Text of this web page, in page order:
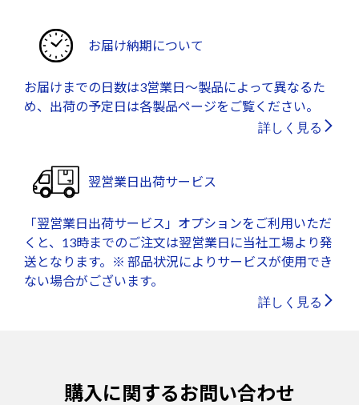
お届け納期について
お届けまでの日数は3営業日～製品によって異なるた
め、出荷の予定日は各製品ページをご覧ください。
詳しく見る
翌営業日出荷サービス
「翌営業日出荷サービス」オプションをご利用いただ
くと、13時までのご注文は翌営業日に当社工場より発
送となります。※ 部品状況によりサービスが使用でき
ない場合がございます。
詳しく見る
購入に関するお問い合わせ